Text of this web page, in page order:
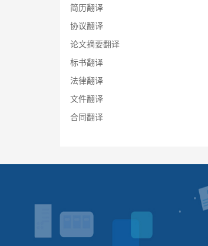
简历翻译
协议翻译
论文摘要翻译
标书翻译
法律翻译
文件翻译
合同翻译